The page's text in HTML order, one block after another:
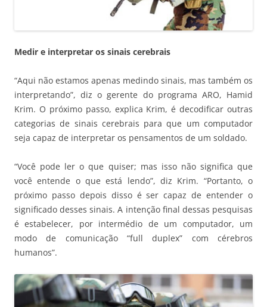
Medir e interpretar os sinais cerebrais
“Aqui não estamos apenas medindo sinais, mas também os
interpretando”, diz o gerente do programa ARO, Hamid
Krim. O próximo passo, explica Krim, é decodificar outras
categorias de sinais cerebrais para que um computador
seja capaz de interpretar os pensamentos de um soldado.
“Você pode ler o que quiser; mas isso não significa que
você entende o que está lendo”, diz Krim. “Portanto, o
próximo passo depois disso é ser capaz de entender o
significado desses sinais. A intenção final dessas pesquisas
é estabelecer, por intermédio de um computador, um
modo de comunicação “full duplex” com cérebros
humanos”.